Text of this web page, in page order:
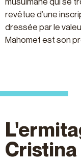
revêtue d’une
dressée par le
Mahomet est son
Cristina